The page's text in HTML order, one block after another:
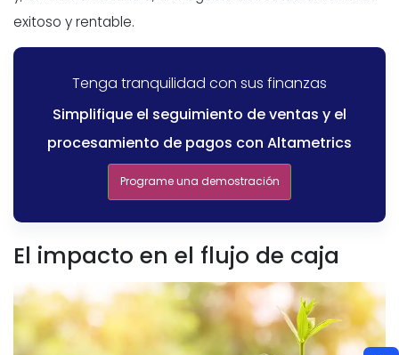
exitoso y rentable.
Tenga tranquilidad con sus finanzas
Simplifique el seguimiento de ventas y el
procesamiento de pagos con Altametrics
Programe una demostración
El impacto en el flujo de caja